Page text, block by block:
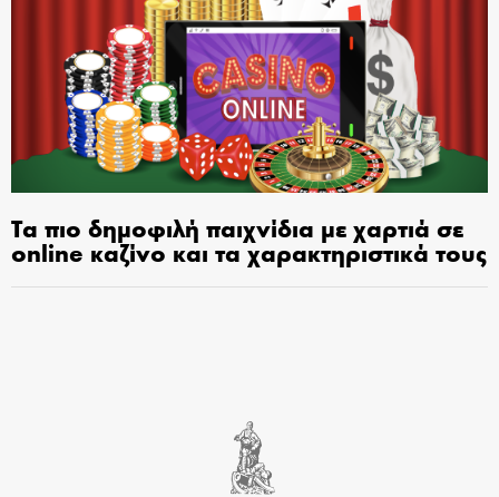
Τα πιο δημοφιλή παιχνίδια με χαρτιά σε
online καζίνο και τα χαρακτηριστικά τους